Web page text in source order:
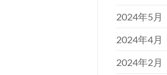
2024年5月
2024年4月
2024年2月